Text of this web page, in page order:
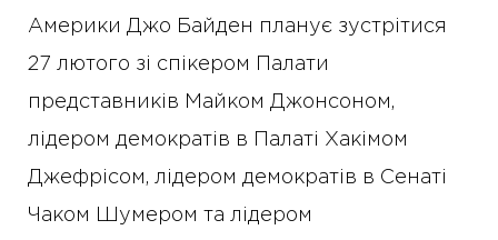
Америки Джо Байден планує зустрітися
27 лютого зі спікером Палати
представників Майком Джонсоном,
лідером демократів в Палаті Хакімом
Джефрісом, лідером демократів в Сенаті
Чаком Шумером та лідером